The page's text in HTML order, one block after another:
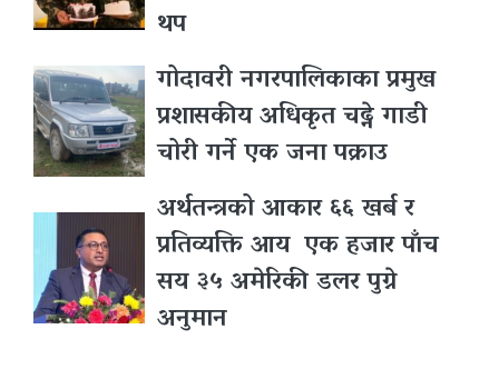
थप
गोदावरी नगरपालिकाका प्रमुख
प्रशासकीय अधिकृत चढ्ने गाडी
चोरी गर्ने एक जना पक्राउ
अर्थतन्त्रको आकार ६६ खर्ब र
प्रतिव्यक्ति आय एक हजार पाँच
सय ३५ अमेरिकी डलर पुग्ने
अनुमान